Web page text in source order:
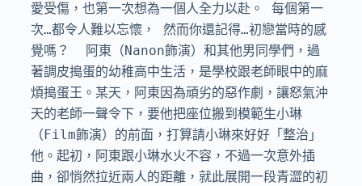
愛受傷，也第一次想為一個人全力以赴。 每個第一
次…都令人難以忘懷， 然而你還記得…初戀當時的感
覺嗎？  阿東（Nanon飾演）和其他男同學們，過
著調皮搗蛋的幼稚高中生活，是學校跟老師眼中的麻
煩搗蛋王。某天，阿東因為頑劣的惡作劇，讓怒氣沖
天的老師一聲令下，要他把座位搬到模範生小琳
（Film飾演）的前面，打算請小琳來好好「整治」
他。起初，阿東跟小琳水火不容，不過一次意外插
曲，卻悄然拉近兩人的距離，就此展開一段青澀的初